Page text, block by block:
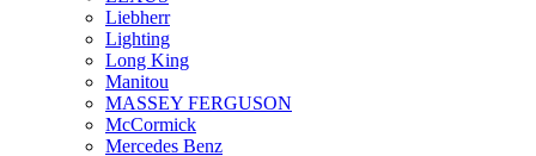
Liebherr
Lighting
Long King
Manitou
MASSEY FERGUSON
McCormick
Mercedes Benz